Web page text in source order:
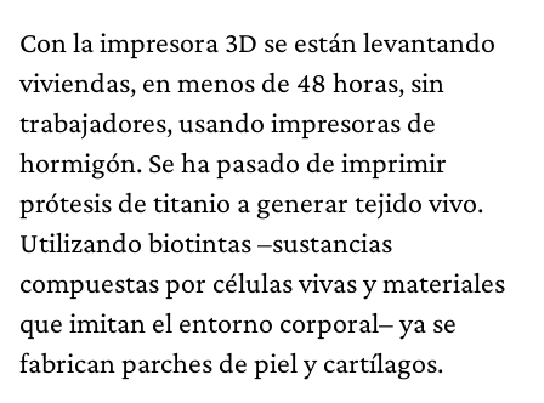
Con la impresora 3D se están levantando
viviendas, en menos de 48 horas, sin
trabajadores, usando impresoras de
hormigón. Se ha pasado de imprimir
prótesis de titanio a generar tejido vivo.
Utilizando biotintas –sustancias
compuestas por células vivas y materiales
que imitan el entorno corporal– ya se
fabrican parches de piel y cartílagos.